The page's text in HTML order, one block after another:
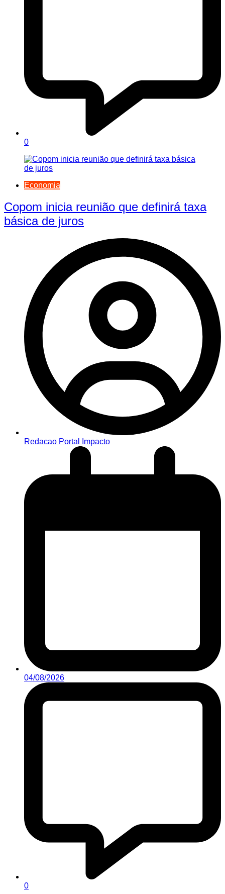
0
Economia
Copom inicia reunião que definirá taxa
básica de juros
Redacao Portal Impacto
04/08/2026
0